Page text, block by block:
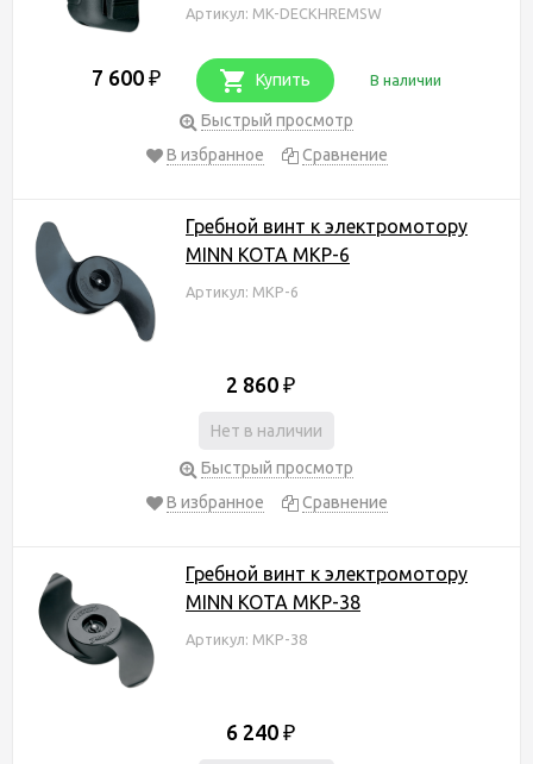
Артикул: MK-DECKHREMSW
7 600 ₽ Купить В наличии
Быстрый просмотр
В избранное
Сравнение
Гребной винт к электромотору
MINN KOTA MKP-6
Артикул: MKP-6
2 860 ₽
Нет в наличии
Быстрый просмотр
В избранное
Сравнение
Гребной винт к электромотору
MINN KOTA MKP-38
Артикул: MKP-38
6 240 ₽